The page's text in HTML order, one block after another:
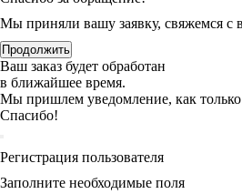
Мы приняли вашу заявку, свяжемся с
Продолжить
Ваш заказ будет обработан
в ближайшее время.
Мы пришлем уведомление, как только
Спасибо!
Регистрация пользователя
Заполните необходимые поля